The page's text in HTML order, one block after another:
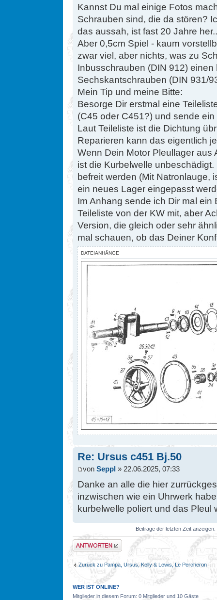
Kannst Du mal einige Fotos
Schrauben sind, die da stören?
das aussah, ist fast 20 Jahre
Aber 0,5cm Spiel - kaum
zwar viel, aber nichts, was zu
Inbusschrauben (DIN 912)
Sechskantschrauben (DIN 931/
Mein Tip und meine Bitte:
Besorge Dir erstmal eine
(C45 oder C451?) und sende
Laut Teileliste ist die Dichtung
Reparieren kann das eigentlich
Wenn Dein Motor Pleullager
ist die Kurbelwelle
befreit werden (Mit Natronlauge,
ein neues Lager eingepasst
Im Anhang sende ich Dir mal
Teileliste von der KW mit, aber
Version, die gleich oder sehr
mal schauen, ob das Deiner
DATEIANHÄNGE
Re: Ursus c451 Bj.50
von Seppl » 22.06.2025, 07:33
Danke an alle die hier
inzwischen wie ein Uhrwerk
kurbelwelle poliert und das Pleul
Beiträge der letzten Zeit anzeigen:
Antwort erstellen
Zurück zu Pampa, Ursus, Kelly & Lewis, Le Percheron
WER IST ONLINE?
Mitglieder in diesem Forum: 0 Mitglieder und 10 Gäste